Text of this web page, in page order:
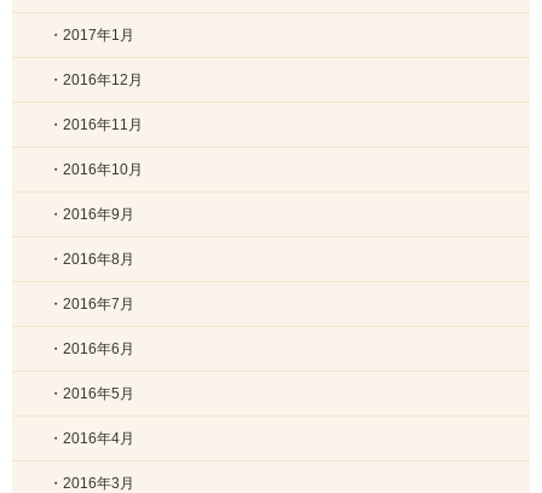
・2017年1月
・2016年12月
・2016年11月
・2016年10月
・2016年9月
・2016年8月
・2016年7月
・2016年6月
・2016年5月
・2016年4月
・2016年3月